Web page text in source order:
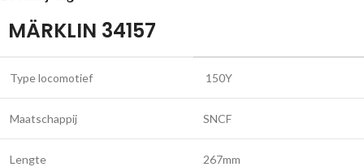
MÄRKLIN 34157
Type locomotief 150Y
Maatschappij SNCF
Lengte 267mm